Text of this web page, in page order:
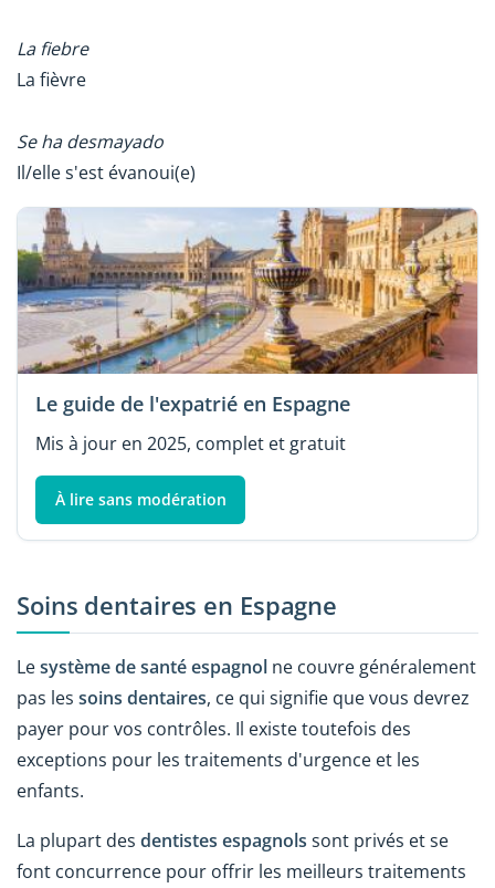
La fiebre
La fièvre
Se ha desmayado
Il/elle s'est évanoui(e)
Le guide de l'expatrié en Espagne
Mis à jour en 2025, complet et gratuit
À lire sans modération
Soins dentaires en Espagne
Lesystème de santé espagnol ne couvre généralement
pas les soins dentaires, ce qui signifie que vous devrez
payer pour vos contrôles. Il existe toutefois des
exceptions pour les traitements d'urgence et les
enfants.
La plupart des dentistes espagnols sont privés et se
font concurrence pour offrir les meilleurs traitements